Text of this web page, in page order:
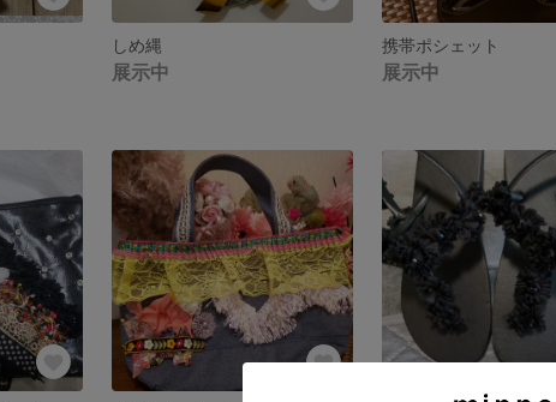
しめ縄
展示中
携帯ポシェット
展示中